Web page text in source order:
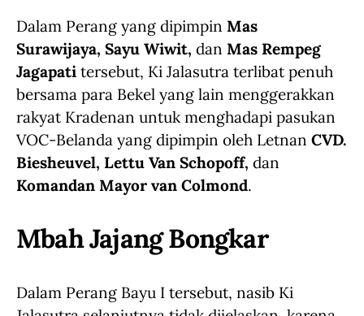
Dalam Perang yang dipimpin Mas
Surawijaya, Sayu Wiwit, dan Mas Rempeg
Jagapati tersebut, Ki Jalasutra terlibat penuh
bersama para Bekel yang lain menggerakkan
rakyat Kradenan untuk menghadapi pasukan
VOC-Belanda yang dipimpin oleh Letnan CVD.
Biesheuvel, Lettu Van Schopoff, dan
Komandan Mayor van Colmond.
Mbah Jajang Bongkar
Dalam Perang Bayu I tersebut, nasib Ki